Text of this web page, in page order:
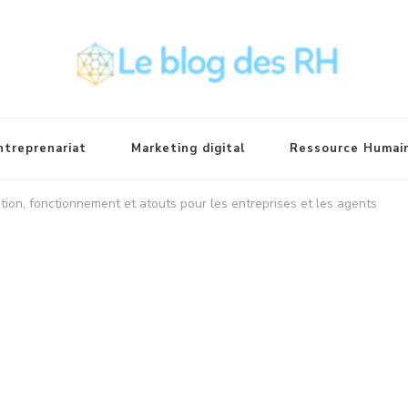
Marketing digital Ressource
fonctionnement et atouts pour les entreprises et les agents